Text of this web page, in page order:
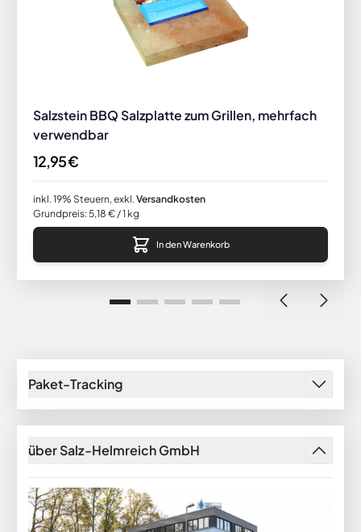
Paket-Tracking
über Salz-Helmreich GmbH
Salzstein BBQ Salzplatte zum Grillen, mehrfach
verwendbar
12,95 €
inkl. 19% Steuern, exkl. Versandkosten
Grundpreis:5,18 € / 1 kg
In den Warenkorb